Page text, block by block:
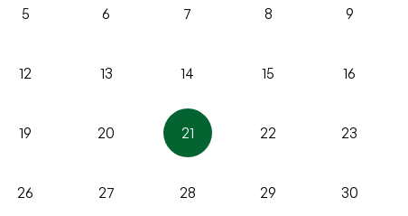
5 6 7 8 9
12 13 14 15 16
19 20 21 22 23
26 27 28 29 30